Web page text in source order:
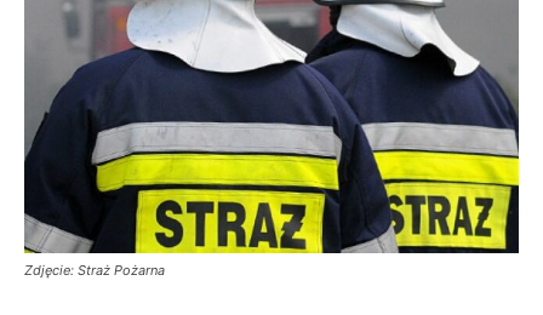
Zdjęcie: Straż Pożarna